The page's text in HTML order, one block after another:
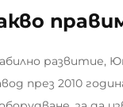
развитие,
през 2010